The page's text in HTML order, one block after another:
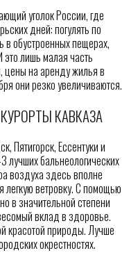
уголок России, где
дней: погулять по
обустроенных пещерах,
лишь малая часть
цены на аренду жилья в
они резко увеличиваются.
КАВКАЗА
Пятигорск, Ессентуки и
лучших бальнеологических
воздуха здесь вполне
легкую ветровку. С помощью
в значительной степени
вклад в здоровье.
красотой природы. Лучше
окрестностях.